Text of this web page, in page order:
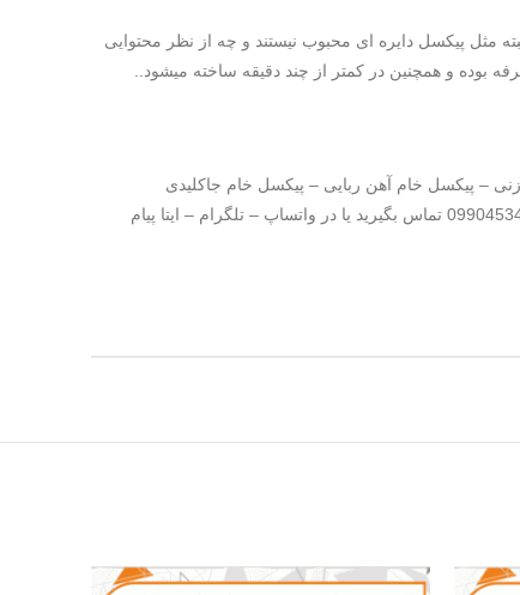
مثل پیکسل دایره ای محبوب نیستند و چه از نظر محتوایی
بوده و همچنین در کمتر از چند دقیقه ساخته میشود..
– پیکسل خام آهن ربایی – پیکسل خام جاکلیدی
است. یکی از مزیت های پیکسل خام قیمت مناسب و مقرونه به صرفه آن است. برای ثبت سفارش در چاپ و تبلیغات نوین گرافیک با شماره 09904534705 تماس بگیرید یا در واتساپ – تلگرام – ایتا پیام